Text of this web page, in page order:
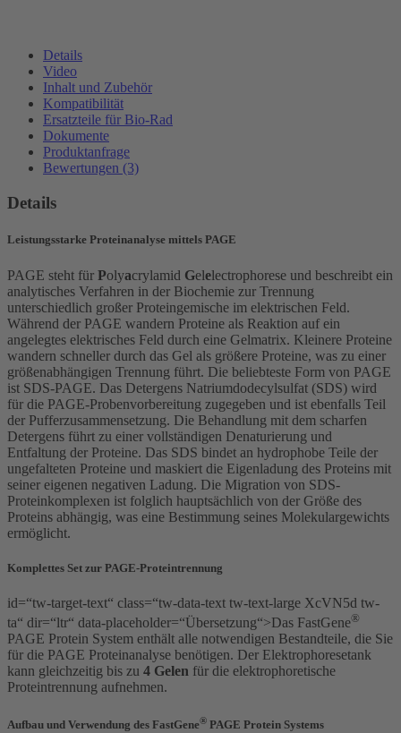
Details
Video
Inhalt und Zubehör
Kompatibilität
Ersatzteile für Bio-Rad
Dokumente
Produktanfrage
Bewertungen (3)
Details
Leistungsstarke Proteinanalyse mittels PAGE
PAGE steht für Polyacrylamid Gelelectrophorese und beschreibt ein
analytisches Verfahren in der Biochemie zur Trennung
unterschiedlich großer Proteingemische im elektrischen Feld.
Während der PAGE wandern Proteine ​​als Reaktion auf ein
angelegtes elektrisches Feld durch eine Gelmatrix. Kleinere Proteine
​​wandern schneller durch das Gel als größere Proteine, was zu einer
größenabhängigen Trennung führt. Die beliebteste Form von PAGE
ist SDS-PAGE. Das Detergens Natriumdodecylsulfat (SDS) wird
für die PAGE-Probenvorbereitung zugegeben und ist ebenfalls Teil
der Pufferzusammensetzung. Die Behandlung mit dem scharfen
Detergens führt zu einer vollständigen Denaturierung und
Entfaltung der Proteine. Das SDS bindet an hydrophobe Teile der
ungefalteten Proteine und maskiert die Eigenladung des Proteins mit
seiner eigenen negativen Ladung. Die Migration von SDS-
Proteinkomplexen ist folglich hauptsächlich von der Größe des
Proteins abhängig, was eine Bestimmung seines Molekulargewichts
ermöglicht.
Komplettes Set zur PAGE-Proteintrennung
id=“tw-target-text“ class=“tw-data-text tw-text-large XcVN5d tw-
ta“ dir=“ltr“ data-placeholder=“Übersetzung“>Das FastGene®
PAGE Protein System enthält alle notwendigen Bestandteile, die Sie
für die PAGE Proteinanalyse benötigen. Der Elektrophoresetank
kann gleichzeitig bis zu 4 Gelen für die elektrophoretische
Proteintrennung aufnehmen.
Aufbau und Verwendung des FastGene® PAGE Protein Systems